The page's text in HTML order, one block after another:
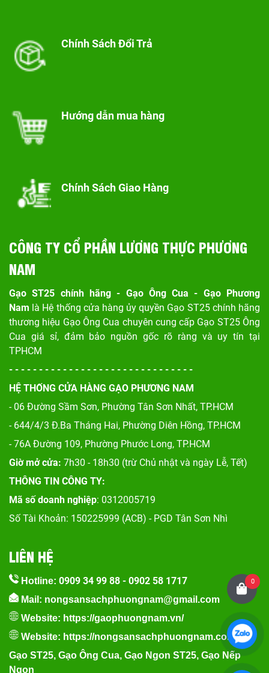
Chính Sách Đổi Trả
Hướng dẫn mua hàng
Chính Sách Giao Hàng
CÔNG TY CỔ PHẦN LƯƠNG THỰC PHƯƠNG
NAM
Gạo ST25 chính hãng - Gạo Ông Cua - Gạo Phương
Nam là Hệ thống cửa hàng ủy quyền Gạo ST25 chính hãng
thương hiệu Gạo Ông Cua chuyên cung cấp Gạo ST25 Ông
Cua giá sỉ, đảm bảo nguồn gốc rõ ràng và uy tín tại
TPHCM
- - - - - - - - - - - - - - - - - - - - - - - - - - - - - - -
HỆ THỐNG CỬA HÀNG GẠO PHƯƠNG NAM
- 06 Đường Sầm Sơn, Phường Tân Sơn Nhất, TP.HCM
- 644/4/3 Đ.Ba Tháng Hai, Phường Diên Hồng, TP.HCM
- 76A Đường 109, Phường Phước Long, TP.HCM
Giờ mở cửa: 7h30 - 18h30 (trừ Chủ nhật và ngày Lễ, Tết)
THÔNG TIN CÔNG TY:
Mã số doanh nghiệp: 0312005719
Số Tài Khoản: 150225999 (ACB) - PGD Tân Sơn Nhì
LIÊN HỆ
Hotline: 0909 34 99 88 - 0902 58 1717
Mail: nongsansachphuongnam@gmail.com
Website: https://gaophuongnam.vn/
Website: https://nongsansachphuongnam.com
Gạo ST25, Gạo Ông Cua, Gạo Ngon ST25, Gạo Nếp
Ngon
0